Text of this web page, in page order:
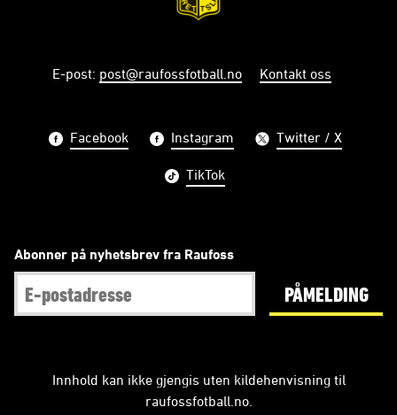
E-post: post@raufossfotball.no Kontakt oss
Facebook Instagram Twitter / X
TikTok
Abonner på nyhetsbrev fra Raufoss
PÅMELDING
Innhold kan ikke gjengis uten kildehenvisning til
raufossfotball.no.